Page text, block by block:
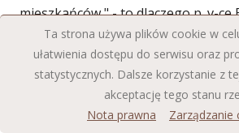
mieszkańców " - to dlaczego p. v-ce
odtrąbił tak spektakularnego
oficjalnej stronie UG Kowala. Czyżby
taką okazje na hit dnia na swojej
może w euforii zapomniał obsługi
Ludzie, jeszcze wierzycie tym
Ta strona używa plików cookie w
ułatwienia dostępu do serwisu oraz
statystycznych. Dalsze korzystanie z
akceptację tego stanu
Nota prawna
Zarządzanie